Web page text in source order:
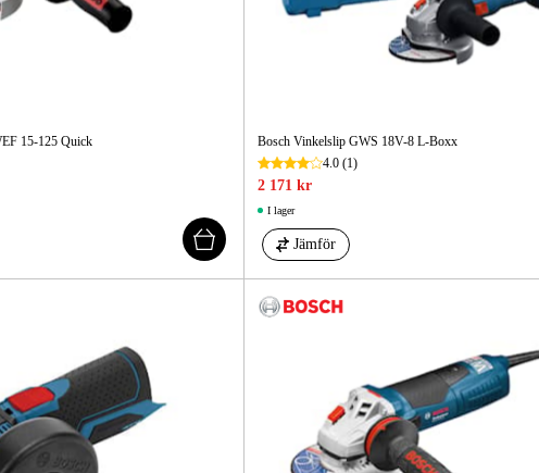
15-125 Quick
Bosch Vinkelslip GWS 18V-8 L-Boxx
4.0(1)
2 171 kr
I lager
Jämför